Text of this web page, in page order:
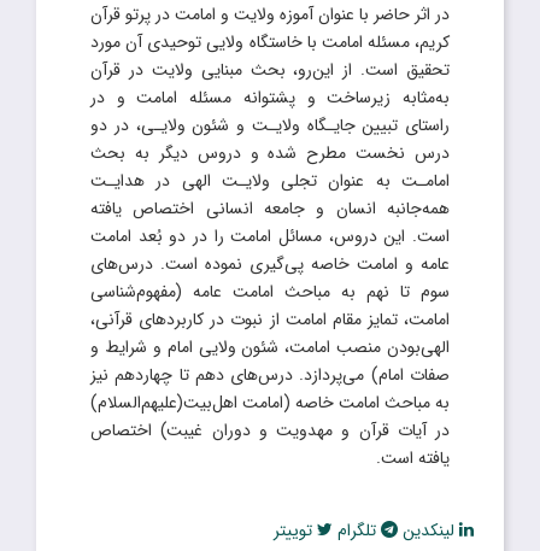
در اثر حاضر با عنوان آموزه ولایت و امامت در پرتو قرآن
کریم، مسئله امامت با خاستگاه ولایی توحیدی آن مورد
تحقیق است. از این‌رو، بحث مبنایی ولایت در قرآن
به‌مثابه زیرساخت و پشتوانه مسئله امامت و در
راستای تبیین جایـگاه ولایـت و شئون ولایـی، در دو
درس نخست مطرح شده و دروس دیگر به بحث
امامـت به عنوان تجلی ولایـت الهی در هدایـت
همه‌جانبه انسان و جامعه انسانی اختصاص یافته
است. این دروس، مسائل امامت را در دو بُعد‌ امامت
عامه و امامت خاصه پی‌گیری نموده است. درس‌های
سوم تا نهم به مباحث امامت عامه (مفهوم‌شناسی
امامت، تمایز مقام امامت از نبوت در کاربردهای قرآنی،
الهی‌بودن منصب امامت، شئون ولایی امام و شرایط و
صفات امام) می‌پردازد. درس‌های دهم تا چهاردهم نیز
به مباحث امامت خاصه (امامت اهل‌بیت(علیهم‌السلام)
در آیات قرآن و مهدویت و دوران غیبت) اختصاص
یافته است.
لینکدین تلگرام توییتر